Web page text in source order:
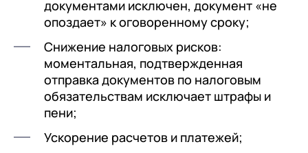
документами исключен, документ «не
опоздает» к оговоренному сроку;
Снижение налоговых рисков:
моментальная, подтвержденная
отправка документов по налоговым
обязательствам исключает штрафы и
пени;
Ускорение расчетов и платежей;